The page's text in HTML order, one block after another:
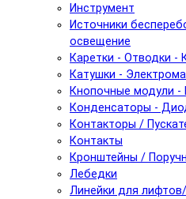
Инструмент
Источники
освещение
Каретки - Отводки -
Катушки -
Кнопочные модули -
Конденсаторы -
Контакторы /
Контакты
Кронштейны /
Лебедки
Линейки для